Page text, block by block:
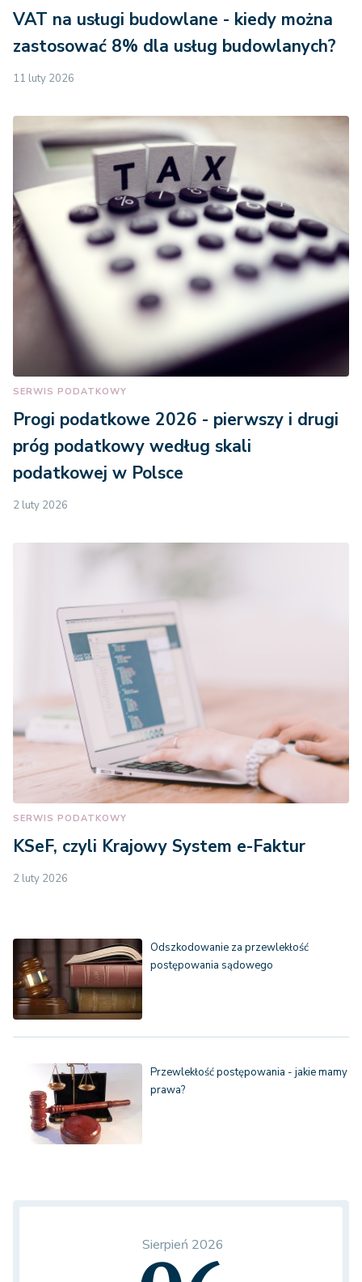
VAT na usługi budowlane - kiedy można
zastosować 8% dla usług budowlanych?
11 luty 2026
SERWIS PODATKOWY
Progi podatkowe 2026 - pierwszy i drugi
próg podatkowy według skali
podatkowej w Polsce
2 luty 2026
SERWIS PODATKOWY
KSeF, czyli Krajowy System e-Faktur
2 luty 2026
Odszkodowanie za przewlekłość
postępowania sądowego
Przewlekłość postępowania - jakie mamy
prawa?
Sierpień 2026